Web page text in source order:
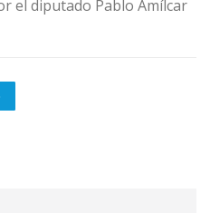
el diputado Pablo Amílcar